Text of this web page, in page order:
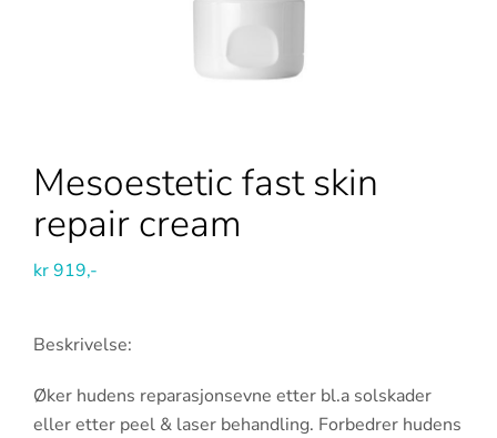
Mesoestetic fast skin
repair cream
kr919,-
Beskrivelse:
Øker hudens reparasjonsevne etter bl.a solskader
eller etter peel & laser behandling. Forbedrer hudens